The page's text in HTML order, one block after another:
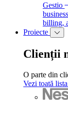
Gestio
billing,
Proiecte
Clienții
O parte din
Vezi toată lista